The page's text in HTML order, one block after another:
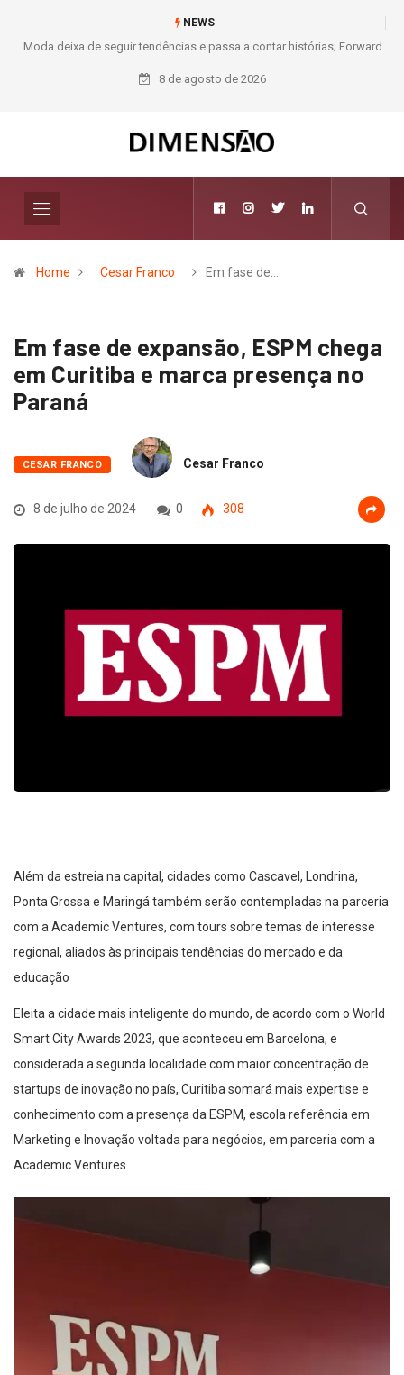
NEWS
Moda deixa de seguir tendências e passa a contar histórias; Forward
aposta na curadoria como novo luxo
8 de agosto de 2026
Home Cesar Franco Em fase de…
Em fase de expansão, ESPM chega
em Curitiba e marca presença no
Paraná
CESAR FRANCO Cesar Franco
8 de julho de 2024 0 308
Além da estreia na capital, cidades como Cascavel, Londrina,
Ponta Grossa e Maringá também serão contempladas na parceria
com a Academic Ventures, com tours sobre temas de interesse
regional, aliados às principais tendências do mercado e da
educação
Eleita a cidade mais inteligente do mundo, de acordo com o World
Smart City Awards 2023, que aconteceu em Barcelona, e
considerada a segunda localidade com maior concentração de
startups de inovação no país, Curitiba somará mais expertise e
conhecimento com a presença da ESPM, escola referência em
Marketing e Inovação voltada para negócios, em parceria com a
Academic Ventures.